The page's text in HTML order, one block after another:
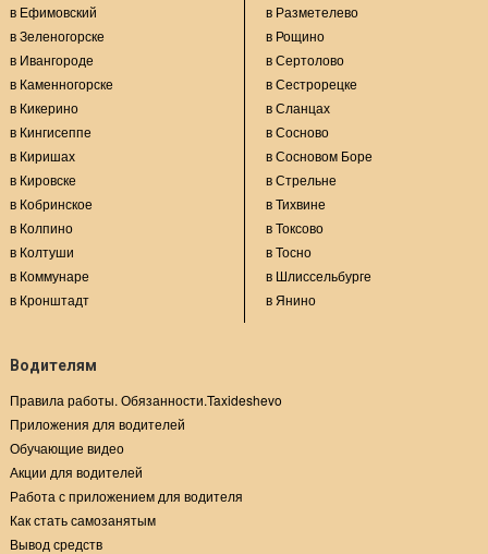
в Ефимовский
в Зеленогорске
в Ивангороде
в Каменногорске
в Кикерино
в Кингисеппе
в Киришах
в Кировске
в Кобринское
в Колпино
в Колтуши
в Коммунаре
в Кронштадт
в Разметелево
в Рощино
в Сертолово
в Сестрорецке
в Сланцах
в Сосново
в Сосновом Боре
в Стрельне
в Тихвине
в Токсово
в Тосно
в Шлиссельбурге
в Янино
Водителям
Правила работы. Обязанности.Taxideshevo
Приложения для водителей
Обучающие видео
Акции для водителей
Работа с приложением для водителя
Как стать самозанятым
Вывод средств